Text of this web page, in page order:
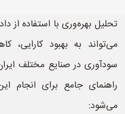
تحلیل بهره‌وری با استفاده از
می‌تواند به بهبود کارایی،
سودآوری در صنایع مختلف
راهنمای جامع برای انجام
می‌شود: